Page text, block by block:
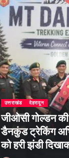
उत्तराखंड देहरादून
जीओसी गोल्डन
डैनकुंड ट्रेकिंग
को हरी झंडी